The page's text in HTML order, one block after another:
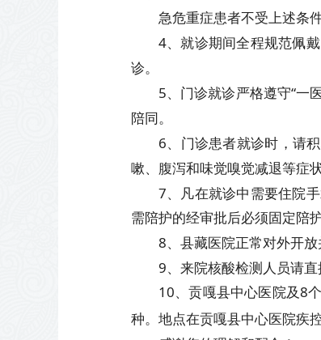
急危重症患者不受上述条
4、就诊期间全程规范佩
诊。
5、门诊就诊严格遵守“一
陪同。
6、门诊患者就诊时，请
嗽、腹泻和味觉嗅觉减退等症状
7、凡在就诊中需要住院
需陪护的经审批后必须固定陪
8、县藏医院正常对外开
9、来院核酸检测人员请
10、贡嘎县中心医院及8
种。地点在贡嘎县中心医院疾